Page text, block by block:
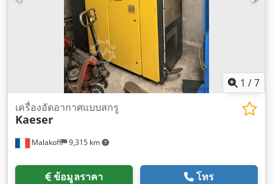
1 /7
Malakoff 9,315 km
เครื่องอัดอากาศแบบสกรู
Kaeser
ข้อมูลราคา โทร